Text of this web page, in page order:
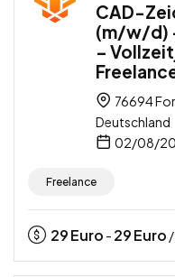
CAD-
(m/w/d)
–
76694
Deutschland
02/08/
Freelance
29Euro - 29Euro